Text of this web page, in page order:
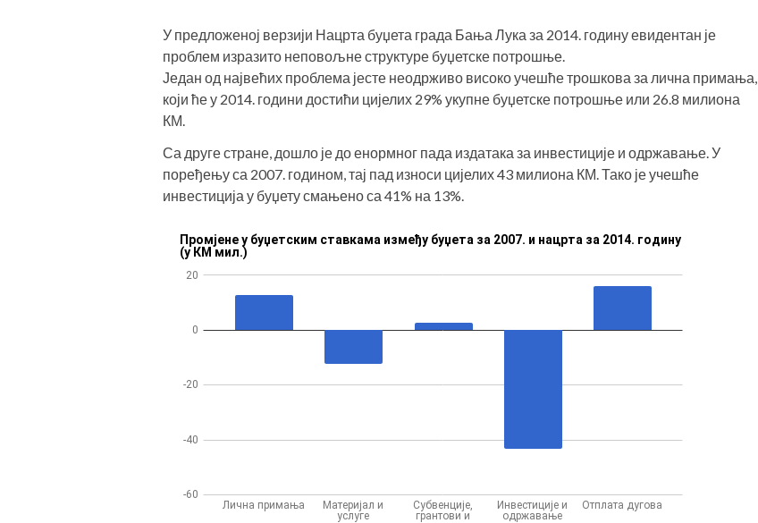
У предложеној верзији Нацрта буџета града Бања Лука за 2014. годину евидентан је
проблем изразито неповољне структуре буџетске потрошње.
Један од највећих проблема јесте неодрживо високо учешће трошкова за лична примања,
који ће у 2014. години достићи цијелих 29% укупне буџетске потрошње или 26.8 милиона
КМ.
Са друге стране, дошло је до енормног пада издатака за инвестиције и одржавање. У
поређењу са 2007. годином, тај пад износи цијелих 43 милиона КМ. Тако је учешће
инвестиција у буџету смањено са 41% на 13%.